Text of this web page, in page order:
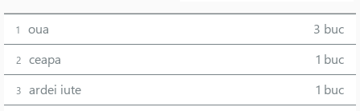
1 oua 3 buc
2 ceapa 1 buc
3 ardei iute 1 buc